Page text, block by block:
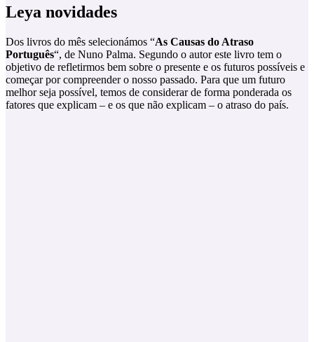
Leya novidades
Dos livros do mês selecionámos “As Causas do Atraso
Português“, de Nuno Palma. Segundo o autor este livro tem o
objetivo de refletirmos bem sobre o presente e os futuros possíveis e
começar por compreender o nosso passado. Para que um futuro
melhor seja possível, temos de considerar de forma ponderada os
fatores que explicam – e os que não explicam – o atraso do país.